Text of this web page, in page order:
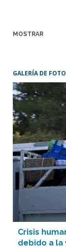
MOSTRAR
GALERÍA DE
Crisis
debido a la